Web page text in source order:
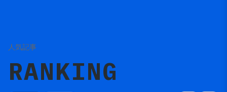
人気記事
RANKING